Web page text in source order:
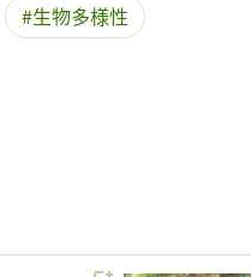
生物多様性